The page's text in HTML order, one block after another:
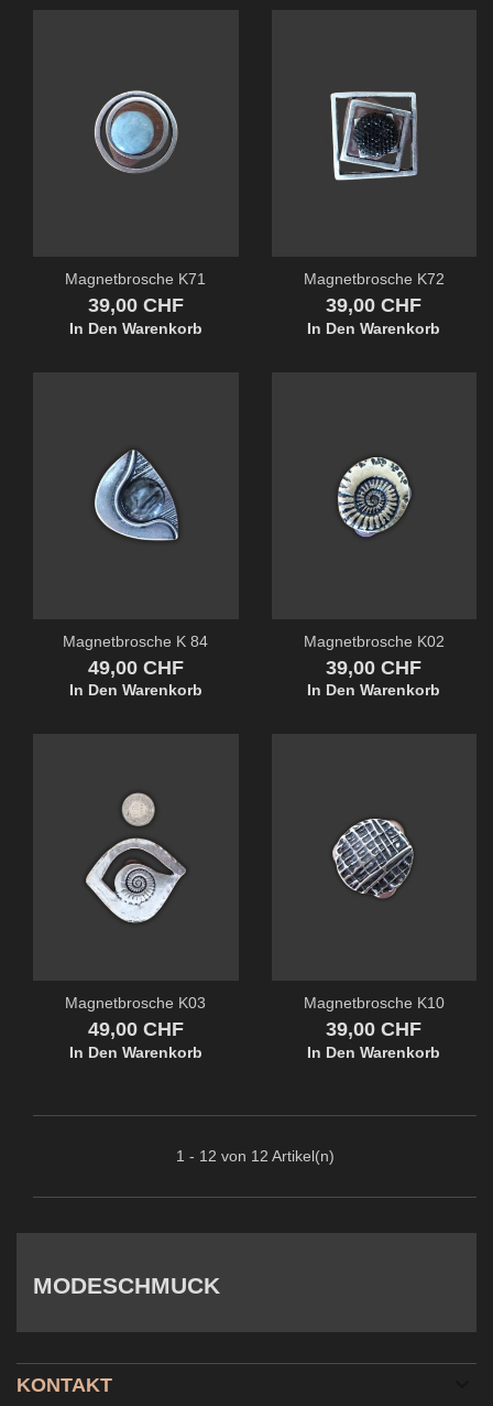
Magnetbrosche K71
Preis
39,00 CHF
In Den Warenkorb
Magnetbrosche K72
Preis
39,00 CHF
In Den Warenkorb
Magnetbrosche K 84
Preis
49,00 CHF
In Den Warenkorb
Magnetbrosche K02
Preis
39,00 CHF
In Den Warenkorb
Magnetbrosche K03
Preis
49,00 CHF
In Den Warenkorb
Magnetbrosche K10
Preis
39,00 CHF
In Den Warenkorb
1 - 12 von 12 Artikel(n)
MODESCHMUCK
KONTAKT